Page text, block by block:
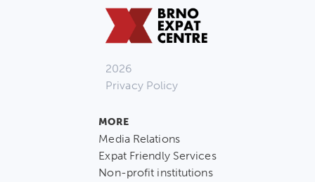
2026
Privacy Policy
MORE
Media Relations
Expat Friendly Services
Non-profit institutions